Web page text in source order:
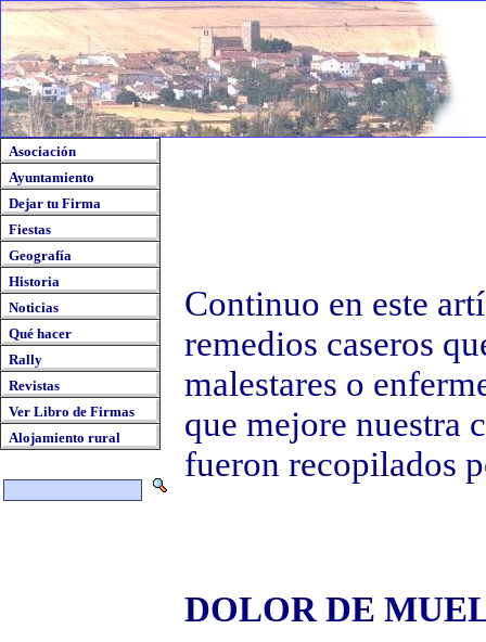
Asociación
Ayuntamiento
Dejar tu Firma
Fiestas
Geografía
Historia
Noticias
Qué hacer
Rally
Revistas
Ver Libro de Firmas
Alojamiento rural
Continuo en este
remedios caseros
malestares o
que mejore nuestra
fueron recopilados
DOLOR DE